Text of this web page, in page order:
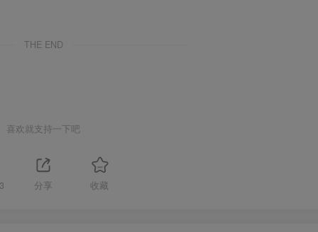
THE END
喜欢就支持一下吧
分享 收藏